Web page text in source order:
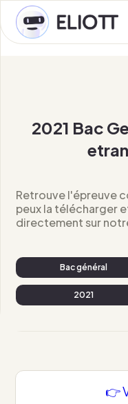
2021 Bac
Retrouve l'épreuve
peux la télécharger
directement sur
Bac général
2021
👉